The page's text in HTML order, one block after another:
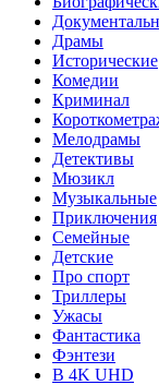
Драмы
Исторические
Комедии
Криминал
Мелодрамы
Детективы
Мюзикл
Музыкальные
Приключения
Семейные
Детские
Про спорт
Триллеры
Ужасы
Фантастика
Фэнтези
В 4K UHD